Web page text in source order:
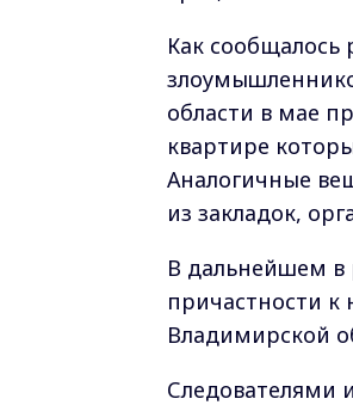
Как сообщалось
области в мае
квартире
Аналогичные
из закладок,
В дальнейшем в
причастности к
Владимирской
Следователями